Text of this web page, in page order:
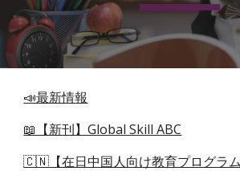
📣最新情報
📖【新刊】Global Skill ABC
🇨🇳【在日中国人向け教育プログラム